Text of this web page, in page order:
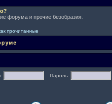
форума и прочие безобразия.
прочитанные
Пароль: